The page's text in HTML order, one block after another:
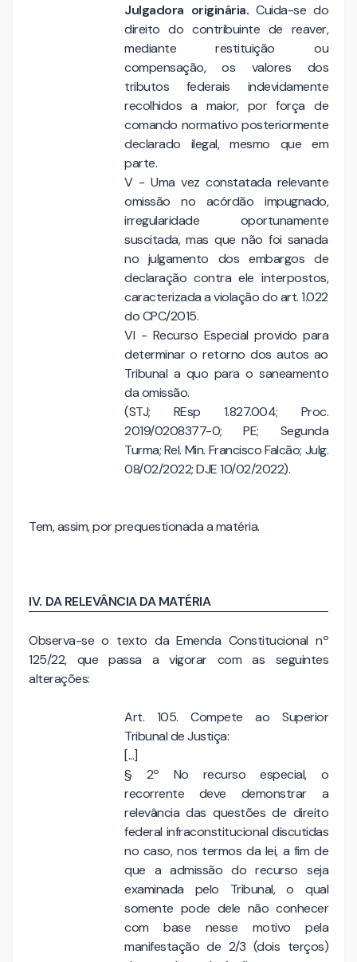
Julgadora originária. Cuida-se do
direito do contribuinte de reaver,
mediante restituição ou
compensação, os valores dos
tributos federais indevidamente
recolhidos a maior, por força de
comando normativo posteriormente
declarado ilegal, mesmo que em
parte.
V - Uma vez constatada relevante
omissão no acórdão impugnado,
irregularidade oportunamente
suscitada, mas que não foi sanada
no julgamento dos embargos de
declaração contra ele interpostos,
caracterizada a violação do art. 1.022
do CPC/2015.
VI - Recurso Especial provido para
determinar o retorno dos autos ao
Tribunal a quo para o saneamento
da omissão.
(STJ; REsp 1.827.004; Proc.
2019/0208377-0; PE; Segunda
Turma; Rel. Min. Francisco Falcão; Julg.
08/02/2022; DJE 10/02/2022).
Tem, assim, por prequestionada a matéria.
IV. DA RELEVÂNCIA DA MATÉRIA
Observa-se o texto da Emenda Constitucional nº
125/22, que passa a vigorar com as seguintes
alterações:
Art. 105. Compete ao Superior
Tribunal de Justiça:
[...]
§ 2º No recurso especial, o
recorrente deve demonstrar a
relevância das questões de direito
federal infraconstitucional discutidas
no caso, nos termos da lei, a fim de
que a admissão do recurso seja
examinada pelo Tribunal, o qual
somente pode dele não conhecer
com base nesse motivo pela
manifestação de 2/3 (dois terços)